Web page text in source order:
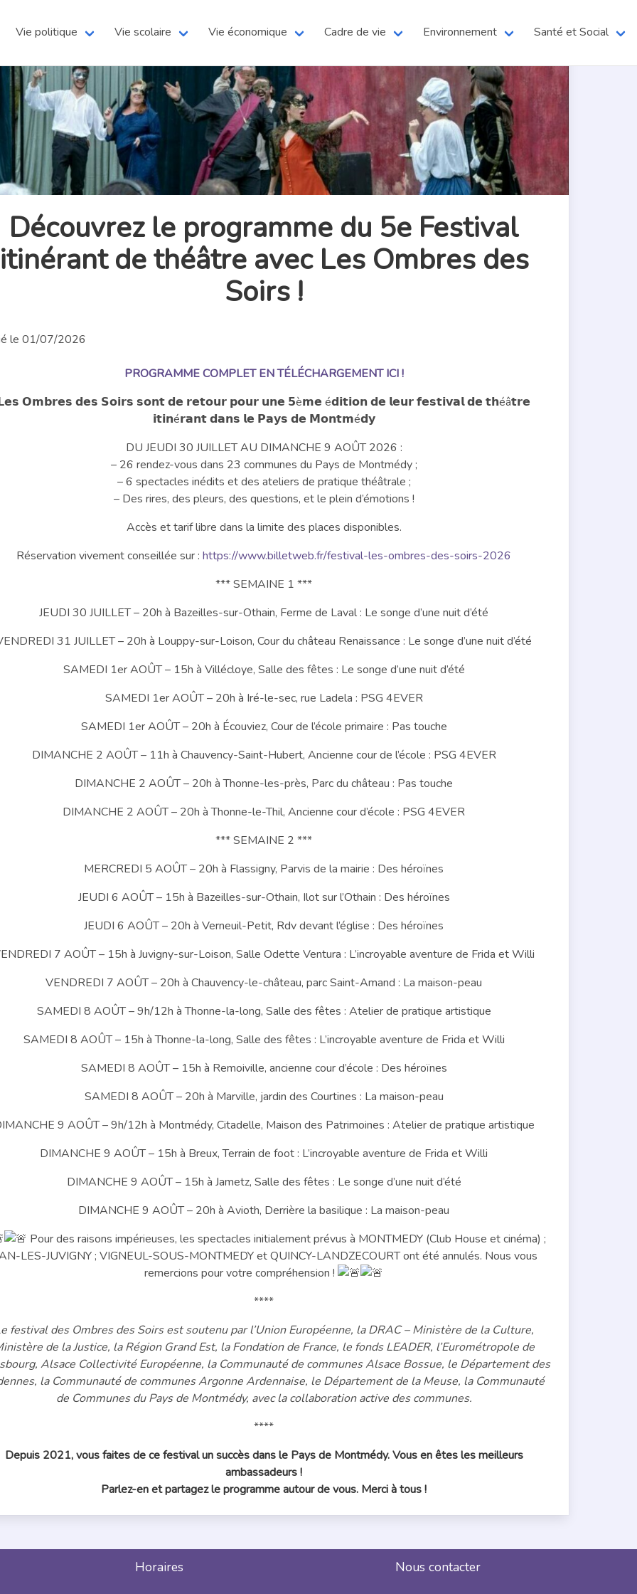
Vie politique Vie scolaire Vie économique Cadre de vie Environnement Santé et Social
Découvrez le programme du 5e Festival
de théâtre avec Les Ombres des
Soirs !
le 01/07/2026
PROGRAMME COMPLET EN TÉLÉCHARGEMENT ICI !
𝗢𝗺𝗯𝗿𝗲𝘀 𝗱𝗲𝘀 𝗦𝗼𝗶𝗿𝘀 𝘀𝗼𝗻𝘁 𝗱𝗲 𝗿𝗲𝘁𝗼𝘂𝗿 𝗽𝗼𝘂𝗿 𝘂𝗻𝗲 𝟱è𝗺𝗲 é𝗱𝗶𝘁𝗶𝗼𝗻 𝗱𝗲 𝗹𝗲𝘂𝗿 𝗳𝗲𝘀𝘁𝗶𝘃𝗮𝗹 𝗱𝗲 𝘁𝗵éâ𝘁𝗿𝗲
𝗶𝘁𝗶𝗻é𝗿𝗮𝗻𝘁 𝗱𝗮𝗻𝘀 𝗹𝗲 𝗣𝗮𝘆𝘀 𝗱𝗲 𝗠𝗼𝗻𝘁𝗺é𝗱𝘆
DU JEUDI 30 JUILLET AU DIMANCHE 9 AOÛT 2026 :
– 26 rendez-vous dans 23 communes du Pays de Montmédy ;
– 6 spectacles inédits et des ateliers de pratique théâtrale ;
– Des rires, des pleurs, des questions, et le plein d’émotions !
Accès et tarif libre dans la limite des places disponibles.
Réservation vivement conseillée sur : https://www.billetweb.fr/festival-les-ombres-des-soirs-2026
*** SEMAINE 1 ***
JEUDI 30 JUILLET – 20h à Bazeilles-sur-Othain, Ferme de Laval : Le songe d’une nuit d’été
31 JUILLET – 20h à Louppy-sur-Loison, Cour du château Renaissance : Le songe d’une nuit d’été
SAMEDI 1er AOÛT – 15h à Villécloye, Salle des fêtes : Le songe d’une nuit d’été
SAMEDI 1er AOÛT – 20h à Iré-le-sec, rue Ladela : PSG 4EVER
SAMEDI 1er AOÛT – 20h à Écouviez, Cour de l’école primaire : Pas touche
DIMANCHE 2 AOÛT – 11h à Chauvency-Saint-Hubert, Ancienne cour de l’école : PSG 4EVER
DIMANCHE 2 AOÛT – 20h à Thonne-les-près, Parc du château : Pas touche
DIMANCHE 2 AOÛT – 20h à Thonne-le-Thil, Ancienne cour d’école : PSG 4EVER
*** SEMAINE 2 ***
MERCREDI 5 AOÛT – 20h à Flassigny, Parvis de la mairie : Des héroïnes
JEUDI 6 AOÛT – 15h à Bazeilles-sur-Othain, Ilot sur l’Othain : Des héroïnes
JEUDI 6 AOÛT – 20h à Verneuil-Petit, Rdv devant l’église : Des héroïnes
7 AOÛT – 15h à Juvigny-sur-Loison, Salle Odette Ventura : L’incroyable aventure de Frida et Willi
VENDREDI 7 AOÛT – 20h à Chauvency-le-château, parc Saint-Amand : La maison-peau
SAMEDI 8 AOÛT – 9h/12h à Thonne-la-long, Salle des fêtes : Atelier de pratique artistique
SAMEDI 8 AOÛT – 15h à Thonne-la-long, Salle des fêtes : L’incroyable aventure de Frida et Willi
SAMEDI 8 AOÛT – 15h à Remoiville, ancienne cour d’école : Des héroïnes
SAMEDI 8 AOÛT – 20h à Marville, jardin des Courtines : La maison-peau
9 AOÛT – 9h/12h à Montmédy, Citadelle, Maison des Patrimoines : Atelier de pratique artistique
DIMANCHE 9 AOÛT – 15h à Breux, Terrain de foot : L’incroyable aventure de Frida et Willi
DIMANCHE 9 AOÛT – 15h à Jametz, Salle des fêtes : Le songe d’une nuit d’été
DIMANCHE 9 AOÛT – 20h à Avioth, Derrière la basilique : La maison-peau
Pour des raisons impérieuses, les spectacles initialement prévus à MONTMEDY (Club House et cinéma) ;
LES-JUVIGNY ; VIGNEUL-SOUS-MONTMEDY et QUINCY-LANDZECOURT ont été annulés. Nous vous
remercions pour votre compréhension !
****
festival des Ombres des Soirs est soutenu par l’Union Européenne, la DRAC – Ministère de la Culture,
de la Justice, la Région Grand Est, la Fondation de France, le fonds LEADER, l’Eurométropole de
Alsace Collectivité Européenne, la Communauté de communes Alsace Bossue, le Département des
la Communauté de communes Argonne Ardennaise, le Département de la Meuse, la Communauté
de Communes du Pays de Montmédy, avec la collaboration active des communes.
****
Depuis 2021, vous faites de ce festival un succès dans le Pays de Montmédy. Vous en êtes les meilleurs
ambassadeurs !
Parlez-en et partagez le programme autour de vous. Merci à tous !
Horaires Nous contacter